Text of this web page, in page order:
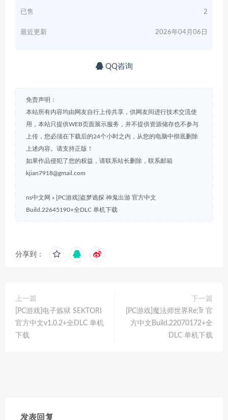
已售 2
最近更新 2026年04月06日
QQ咨询
免责声明：
本站所有内容均由网友自行上传共享，供网友间进行技术交流使
用，本站只提供WEB页面展示服务，并不提供资源储存也不参与
上传，您必须在下载后的24个小时之内，从您的电脑中彻底删除
上述内容。请支持正版！
如果作品侵犯了您的权益，请联系站长删除，联系邮箱
kjian7918@gmail.com
ns中文网 » [PC游戏]盗梦诡探 神鬼出游 官方中文
Build.22645190+全DLC 单机下载
分享到：
上一篇
[PC游戏]电子炼狱 SEKTORI
官方中文v1.0.2+全DLC 单机
下载
下一篇
[PC游戏]魔法师世界Re;Tr 官
方中文Build.22070172+全
DLC 单机下载
发表回复